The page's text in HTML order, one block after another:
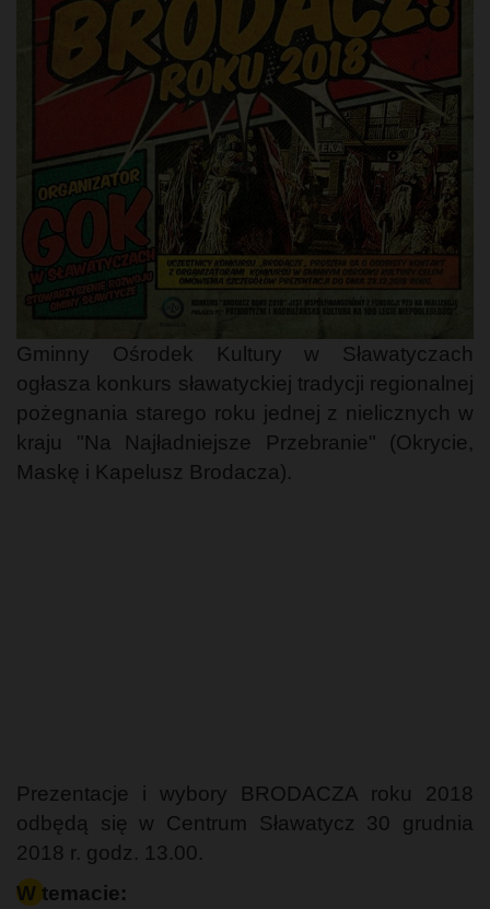
Gminny Ośrodek Kultury w Sławatyczach
ogłasza konkurs sławatyckiej tradycji regionalnej
pożegnania starego roku jednej z nielicznych w
kraju "Na Najładniejsze Przebranie" (Okrycie,
Maskę i Kapelusz Brodacza).
Prezentacje i wybory BRODACZA roku 2018
odbędą się w Centrum Sławatycz 30 grudnia
2018 r. godz. 13.00.
W temacie: